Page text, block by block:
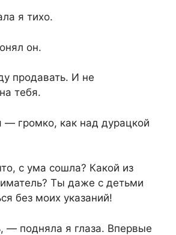
я тихо.
он.
продавать. И не
тебя.
— громко, как над дурацкой
с ума сошла? Какой из
Ты даже с детьми
без моих указаний!
подняла я глаза. Впервые